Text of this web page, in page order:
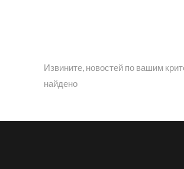
Извините, новостей по вашим
найдено